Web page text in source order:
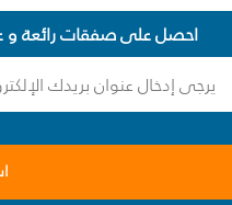
احصل على صفقات رائعة و